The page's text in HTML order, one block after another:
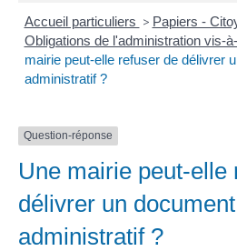
Accueil particuliers > Papiers -
Obligations de l'administration vis-
mairie peut-elle refuser de délivrer
administratif ?
Question-réponse
Une mairie peut-elle
délivrer un document
administratif ?